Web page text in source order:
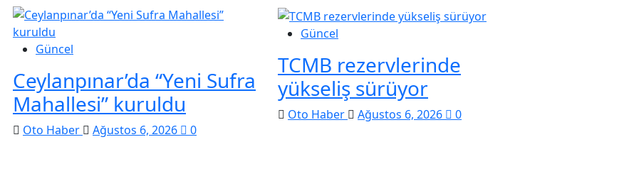
Güncel
Ceylanpınar’da “Yeni Sufra
Mahallesi” kuruldu
Oto Haber Ağustos 6, 2026 0
Güncel
TCMB rezervlerinde
yükseliş sürüyor
Oto Haber Ağustos 6, 2026 0